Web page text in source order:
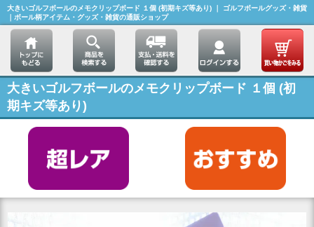
大きいゴルフボールのメモクリップボード １個 (初期キズ等あり) ｜ ゴルフボールグッズ・雑貨
｜ボール柄アイテム・グッズ・雑貨の通販ショップ
大きいゴルフボールのメモクリップボード １個 (初
期キズ等あり)